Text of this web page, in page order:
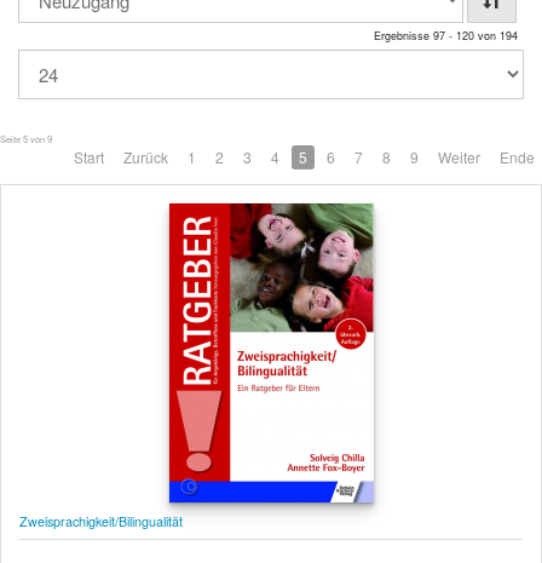
Ergebnisse 97 - 120 von 194
Seite 5 von 9
Start Zurück 1 2 3 4 5 6 7 8 9 Weiter Ende
Zweisprachigkeit/Bilingualität